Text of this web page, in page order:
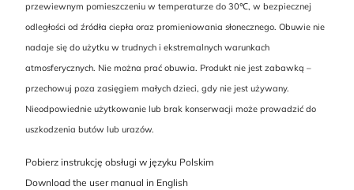
przewiewnym pomieszczeniu w temperaturze do 30℃, w bezpiecznej
odległości od źródła ciepła oraz promieniowania słonecznego. Obuwie nie
nadaje się do użytku w trudnych i ekstremalnych warunkach
atmosferycznych. Nie można prać obuwia. Produkt nie jest zabawką –
przechowuj poza zasięgiem małych dzieci, gdy nie jest używany.
Nieodpowiednie użytkowanie lub brak konserwacji może prowadzić do
uszkodzenia butów lub urazów.
Pobierz instrukcję obsługi w języku Polskim
Download the user manual in English